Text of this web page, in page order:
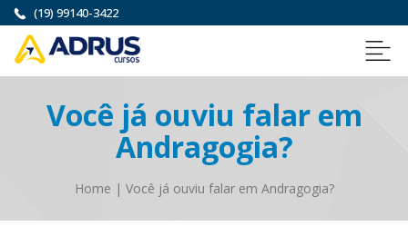
(19) 99140-3422
Você já ouviu falar em
Andragogia?
Home | Você já ouviu falar em Andragogia?